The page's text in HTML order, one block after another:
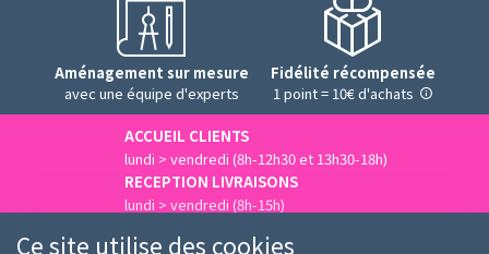
Aménagement sur mesure
avec une équipe d'experts
Fidélité récompensée
1 point = 10€ d'achats
ACCUEIL CLIENTS
lundi > vendredi (8h-12h30 et 13h30-18h)
RECEPTION LIVRAISONS
lundi > vendredi (8h-15h)
Ce site utilise des cookies